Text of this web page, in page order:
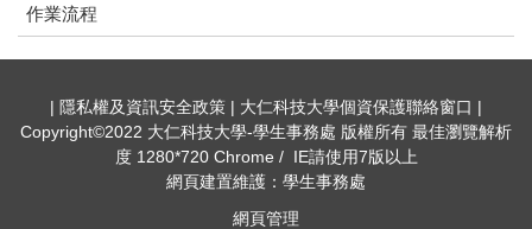
作業流程
| 隱私權及資訊安全政策 | 大仁科技大學個資保護聯絡窗口 |
Copyright©2022 大仁科技大學-學生事務處 版權所有 最佳瀏覽解析
度 1280*720 Chrome / IE請使用7版以上
網頁建置維護：學生事務處
網頁管理